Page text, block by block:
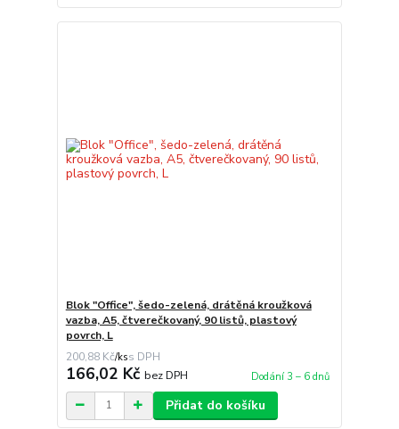
Blok "Office", šedo-zelená, drátěná kroužková
vazba, A5, čtverečkovaný, 90 listů, plastový
povrch, L
200,88 Kč/ks
166,02 Kč bez DPH Dodání 3 – 6 dnů
Přidat do košíku